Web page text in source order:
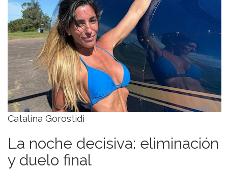
Catalina Gorostidi
La noche decisiva: eliminación
y duelo final